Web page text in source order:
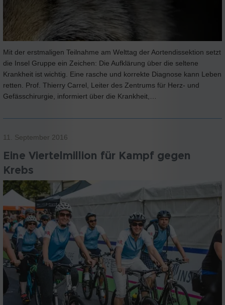
Mit der erstmaligen Teilnahme am Welttag der Aortendissektion setzt
die Insel Gruppe ein Zeichen: Die Aufklärung über die seltene
Krankheit ist wichtig. Eine rasche und korrekte Diagnose kann Leben
retten. Prof. Thierry Carrel, Leiter des Zentrums für Herz- und
Gefässchirurgie, informiert über die Krankheit,…
11. September 2016
Eine Viertelmillion für Kampf gegen
Krebs